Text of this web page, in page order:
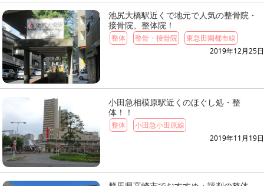
池尻大橋駅近くで地元で人気の整骨院・
接骨院、整体院！
整体 整骨・接骨院
東急田園都市線
2019年12月25日
小田急相模原駅近くのほぐし処・整
体！！
整体
小田急小田原線
2019年11月19日